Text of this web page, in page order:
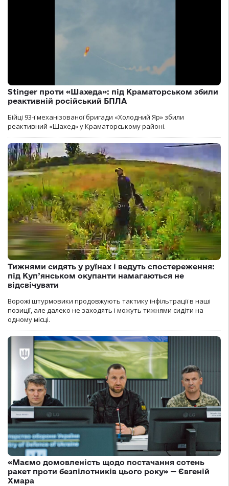
Stinger проти «Шахеда»: під Краматорськом збили
реактивній російський БПЛА
Бійці 93-ї механізованої бригади «Холодний Яр» збили
реактивний «Шахед» у Краматорському районі.
Тижнями сидять у руїнах і ведуть спостереження:
під Куп’янськом окупанти намагаються не
відсвічувати
Ворожі штурмовики продовжують тактику інфільтрації в наші
позиції, але далеко не заходять і можуть тижнями сидіти на
одному місці.
«Маємо домовленість щодо постачання сотень
ракет проти безпілотників цього року» — Євгеній
Хмара